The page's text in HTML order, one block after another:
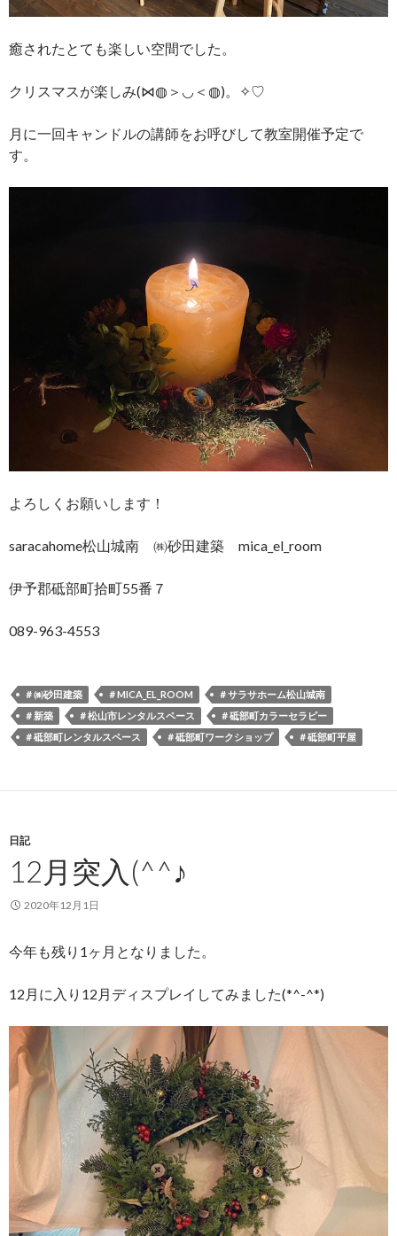
癒されたとても楽しい空間でした。
クリスマスが楽しみ(⋈◍＞◡＜◍)。✧♡
月に一回キャンドルの講師をお呼びして教室開催予定で
す。
よろしくお願いします！
saracahome松山城南 ㈱砂田建築 mica_el_room
伊予郡砥部町拾町55番７
089-963-4553
＃㈱砂田建築 ＃MICA_EL_ROOM
＃サラサホーム松山城南
＃新築
＃松山市レンタルスペース
＃砥部町カラーセラピー
＃砥部町レンタルスペース
＃砥部町ワークショップ ＃砥部町平屋
日記
12月突入(^^♪
2020年12月1日
今年も残り1ヶ月となりました。
12月に入り12月ディスプレイしてみました(*^-^*)